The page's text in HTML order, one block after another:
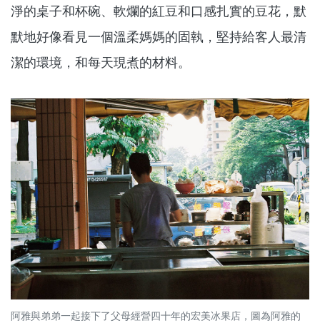
淨的桌子和杯碗、軟爛的紅豆和口感扎實的豆花，默
默地好像看見一個溫柔媽媽的固執，堅持給客人最清
潔的環境，和每天現煮的材料。
阿雅與弟弟一起接下了父母經營四十年的宏美冰果店，圖為阿雅的